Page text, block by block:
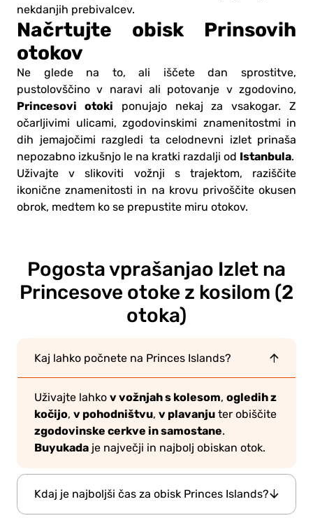
nekdanjih prebivalcev.
Načrtujte obisk Prinsovih
otokov
Ne glede na to, ali iščete dan sprostitve,
pustolovščino v naravi ali potovanje v zgodovino,
Princesovi otoki ponujajo nekaj za vsakogar. Z
očarljivimi ulicami, zgodovinskimi znamenitostmi in
dih jemajočimi razgledi ta celodnevni izlet prinaša
nepozabno izkušnjo le na kratki razdalji od Istanbula.
Uživajte v slikoviti vožnji s trajektom, raziščite
ikonične znamenitosti in na krovu privoščite okusen
obrok, medtem ko se prepustite miru otokov.
Pogosta vprašanjao Izlet na
Princesove otoke z kosilom (2
otoka)
Kaj lahko počnete na Princes Islands?
Uživajte lahko v vožnjah s kolesom, ogledih z
kočijo, v pohodništvu, v plavanju ter obiščite
zgodovinske cerkve in samostane.
Buyukada je največji in najbolj obiskan otok.
Kdaj je najboljši čas za obisk Princes Islands?